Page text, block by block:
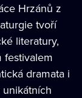
Hrzánů z
tvoří
literatury,
festivalem
dramata i